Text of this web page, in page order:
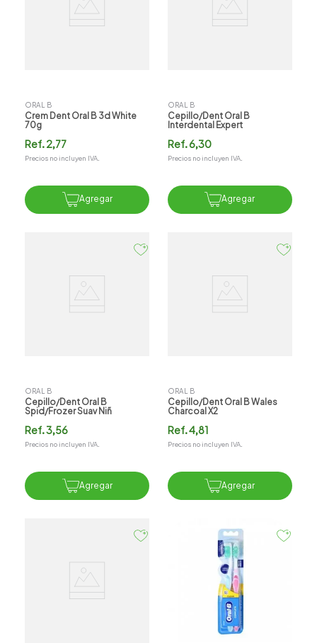
ORAL B
Crem Dent Oral B 3d White
70g
Ref.2,77
Precios no incluyen IVA.
Agregar
ORAL B
Cepillo/dent Oral B
Interdental Expert
Ref.6,30
Precios no incluyen IVA.
Agregar
ORAL B
Cepillo/dent Oral B
Spid/frozer Suav Niñ
Ref.3,56
Precios no incluyen IVA.
Agregar
ORAL B
Cepillo/dent Oral B Wales
Charcoal X2
Ref.4,81
Precios no incluyen IVA.
Agregar